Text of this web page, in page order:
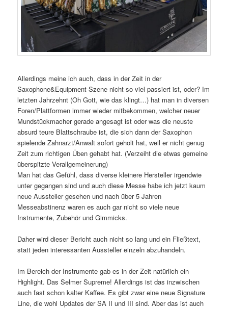
Allerdings meine ich auch, dass in der Zeit in der
Saxophone&Equipment Szene nicht so viel passiert ist, oder? Im
letzten Jahrzehnt (Oh Gott, wie das klingt…) hat man in diversen
Foren/Plattformen immer wieder mitbekommen, welcher neuer
Mundstückmacher gerade angesagt ist oder was die neuste
absurd teure Blattschraube ist, die sich dann der Saxophon
spielende Zahnarzt/Anwalt sofort geholt hat, weil er nicht genug
Zeit zum richtigen Üben gehabt hat. (Verzeiht die etwas gemeine
überspitzte Verallgemeinerung)
Man hat das Gefühl, dass diverse kleinere Hersteller irgendwie
unter gegangen sind und auch diese Messe habe ich jetzt kaum
neue Aussteller gesehen und nach über 5 Jahren
Messeabstinenz waren es auch gar nicht so viele neue
Instrumente, Zubehör und Gimmicks.
Daher wird dieser Bericht auch nicht so lang und ein Fließtext,
statt jeden interessanten Aussteller einzeln abzuhandeln.
Im Bereich der Instrumente gab es in der Zeit natürlich ein
Highlight. Das Selmer Supreme! Allerdings ist das inzwischen
auch fast schon kalter Kaffee. Es gibt zwar eine neue Signature
Line, die wohl Updates der SA II und III sind. Aber das ist auch